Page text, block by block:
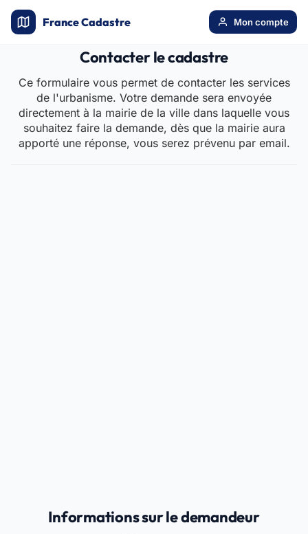
France Cadastre Mon compte
Contacter le cadastre
Ce formulaire vous permet de contacter les services
de l'urbanisme. Votre demande sera envoyée
directement à la mairie de la ville dans laquelle vous
souhaitez faire la demande, dès que la mairie aura
apporté une réponse, vous serez prévenu par email.
Informations sur le demandeur